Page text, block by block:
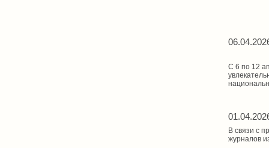
С 6 по 12
В связи с
журналов